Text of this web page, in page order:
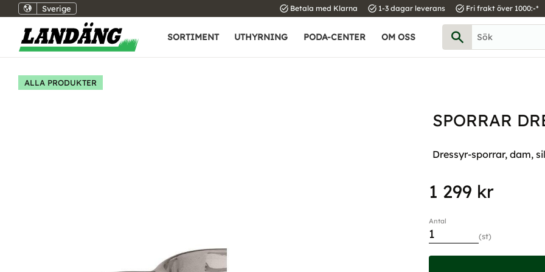
Sverige task_alt Betala med Klarna task_alt 1-3 dagar leverans task_alt Fri frakt över 1000:-*
SORTIMENT UTHYRNING PODA-CENTER OM OSS
ALLA PRODUKTER
SPORRAR
Dressyr-sporrar, dam,
1 299 kr
Antal
st